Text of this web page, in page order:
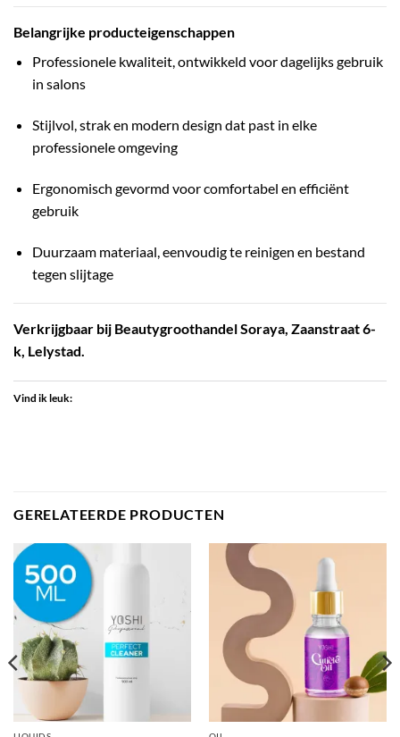
Belangrijke producteigenschappen
Professionele kwaliteit, ontwikkeld voor dagelijks gebruik
in salons
Stijlvol, strak en modern design dat past in elke
professionele omgeving
Ergonomisch gevormd voor comfortabel en efficiënt
gebruik
Duurzaam materiaal, eenvoudig te reinigen en bestand
tegen slijtage
Verkrijgbaar bij Beautygroothandel Soraya, Zaanstraat 6-
k, Lelystad.
Vind ik leuk:
GERELATEERDE PRODUCTEN